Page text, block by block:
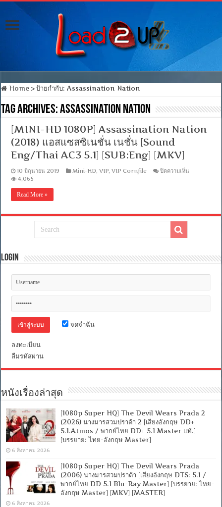
Home > ป้ายกำกับ:Assassination Nation
Tag Archives:Assassination Nation
[MINI-HD 1080P] Assassination Nation
(2018) แอสแซสซิเนชั่น เนชั่น [Sound
Eng/Thai AC3 5.1] [SUB:Eng] [MKV]
10 มิถุนายน 2019 Mini-HD,VIP,VIP Cornfile ปิดความเห็นบน
(2018)
เนชั่น
[Sound
5.1]
4,065
Read More »
Login
จดจำฉัน
ลงทะเบียน
ลืมรหัสผ่าน
หนังเรื่องล่าสุด
[1080p Super HQ] The Devil Wears Prada 2
(2026) นางมารสวมปราด้า 2 [เสียงอังกฤษ DD+
5.1.Atmos / พากย์ไทย DD+ 5.1 Master แท้.]
[บรรยาย: ไทย-อังกฤษ Master]
6 สิงหาคม 2026
[1080p Super HQ] The Devil Wears Prada
(2006) นางมารสวมปราด้า [เสียงอังกฤษ DTS: 5.1 /
พากย์ไทย DD 5.1 Blu-Ray Master] [บรรยาย: ไทย-
อังกฤษ Master] [MKV] [MASTER]
6 สิงหาคม 2026